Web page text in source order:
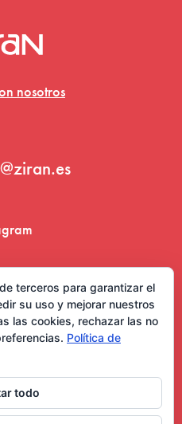
nosotros
terceros para garantizar el
su uso y mejorar nuestros
las cookies, rechazar las no
Política de
todo